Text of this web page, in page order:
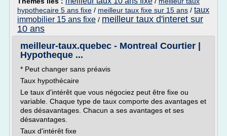
hypothecaire 5 ans fixe / meilleur taux fixe sur 15 ans / taux
immobilier 15 ans fixe / meilleur taux d'interet sur
10 ans
meilleur-taux.quebec - Montreal Courtier |
Hypotheque ...
* Peut changer sans préavis
Taux hypothécaire
Le taux d'intérêt que vous négociez peut être fixe ou
variable. Chaque type de taux comporte des avantages et
des désavantages. Chacun a ses avantages et ses
désavantages.
Taux d'intérêt fixe